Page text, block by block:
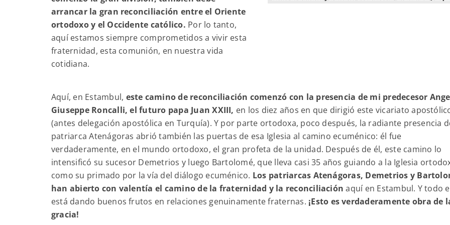
arrancar la gran reconciliación entre el Oriente
ortodoxo y el Occidente católico. Por lo tanto,
aquí estamos siempre comprometidos a vivir esta
fraternidad, esta comunión, en nuestra vida
cotidiana.
Aquí, en Estambul, este camino de reconciliación comenzó con la presencia de mi predecesor
Giuseppe Roncalli, el futuro papa Juan XXIII, en los diez años en que dirigió este vicariato
(antes delegación apostólica en Turquía). Y por parte ortodoxa, poco después, la radiante presencia
patriarca Atenágoras abrió también las puertas de esa Iglesia al camino ecuménico: él fue
verdaderamente, en el mundo ortodoxo, el gran profeta de la unidad. Después de él, este camino lo
intensificó su sucesor Demetrios y luego Bartolomé, que lleva casi 35 años guiando a la Iglesia
como su primado por la vía del diálogo ecuménico. Los patriarcas Atenágoras, Demetrios y
han abierto con valentía el camino de la fraternidad y la reconciliación aquí en Estambul. Y todo
está dando buenos frutos en relaciones genuinamente fraternas. ¡Esto es verdaderamente obra de
gracia!